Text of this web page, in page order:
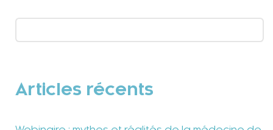
Articles récents